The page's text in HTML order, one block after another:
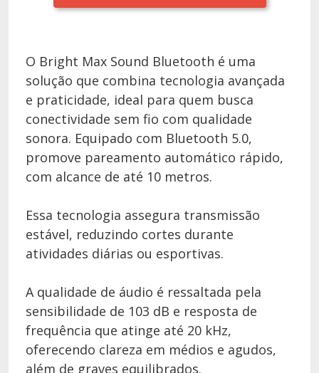
O Bright Max Sound Bluetooth é uma
solução que combina tecnologia avançada
e praticidade, ideal para quem busca
conectividade sem fio com qualidade
sonora. Equipado com Bluetooth 5.0,
promove pareamento automático rápido,
com alcance de até 10 metros.
Essa tecnologia assegura transmissão
estável, reduzindo cortes durante
atividades diárias ou esportivas.
A qualidade de áudio é ressaltada pela
sensibilidade de 103 dB e resposta de
frequência que atinge até 20 kHz,
oferecendo clareza em médios e agudos,
além de graves equilibrados.